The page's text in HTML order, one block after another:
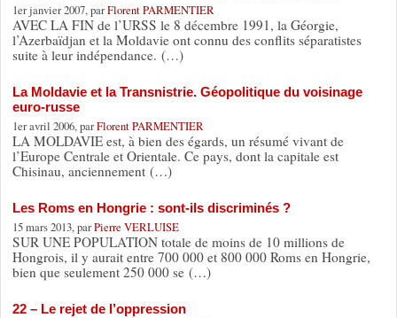
1er janvier 2007, parFlorent PARMENTIER
AVEC LA FIN de l’URSS le 8 décembre 1991, la Géorgie,
l’Azerbaïdjan et la Moldavie ont connu des conflits séparatistes
suite à leur indépendance. (…)
La Moldavie et la Transnistrie. Géopolitique du voisinage
euro-russe
1er avril 2006, parFlorent PARMENTIER
LA MOLDAVIE est, à bien des égards, un résumé vivant de
l’Europe Centrale et Orientale. Ce pays, dont la capitale est
Chisinau, anciennement (…)
Les Roms en Hongrie : sont-ils discriminés ?
15 mars 2013, parPierre VERLUISE
SUR UNE POPULATION totale de moins de 10 millions de
Hongrois, il y aurait entre 700 000 et 800 000 Roms en Hongrie,
bien que seulement 250 000 se (…)
22 – Le rejet de l’oppression